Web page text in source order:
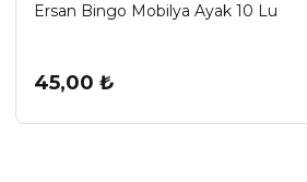
Ersan Bingo Mobilya Ayak 10 Lu
45,00 ₺